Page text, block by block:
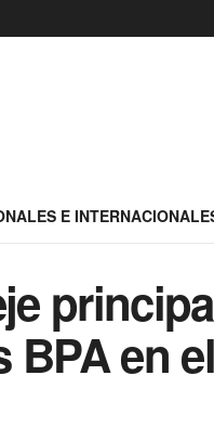
E
BPA en el